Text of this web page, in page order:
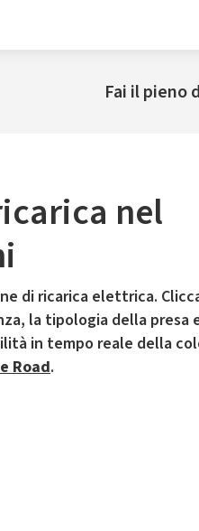
Fai il pieno
nel
di ricarica elettrica.
la tipologia della presa
in tempo reale della
Road.
Il servizio di